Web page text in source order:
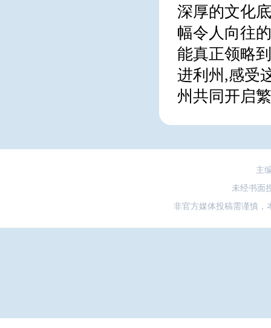
深厚的文化
幅令人向往
能真正领略
进利州,感受
州共同开启
主
未经书面
非官方媒体投稿需谨慎，